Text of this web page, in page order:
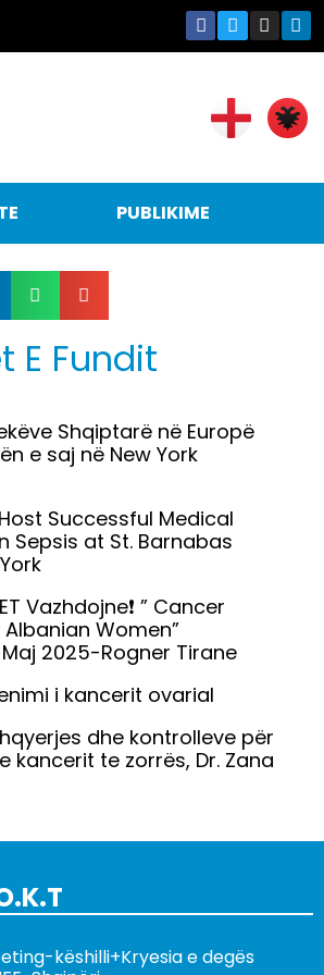
PUBLIKIME
E Fundit
Shqiptarë në Europë
e saj në New York
Host Successful Medical
Sepsis at St. Barnabas
Vazhdojne❗️ ” Cancer
Women”
2025-Rogner Tirane
i kancerit ovarial
dhe kontrolleve për
kancerit te zorrës, Dr. Zana
këshilli+Kryesia e degës